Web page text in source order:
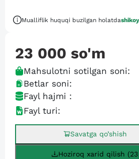
Mualliflik huquqi buzilgan holatda
23 000 so'm
Mahsulotni sotilgan soni:
Betlar soni:
Fayl hajmi :
Fayl turi:
Savatga qo’shish
Hoziroq xarid qilish